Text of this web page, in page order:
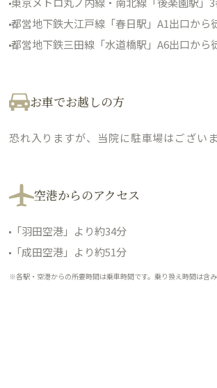
都営地下鉄大江戸線「春日駅」A1出口から
都営地下鉄三田線「水道橋駅」A6出口から
お車でお越しの方
恐れ入りますが、当院に駐車場はござい
空港からのアクセス
「羽田空港」より約34分
「成田空港」より約51分
※各駅・空港からの所要時間は乗車時間です。乗り換え時間は含